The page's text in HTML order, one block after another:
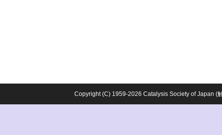
Copyright (C) 1959-2026 Catalysis Society of Japan (